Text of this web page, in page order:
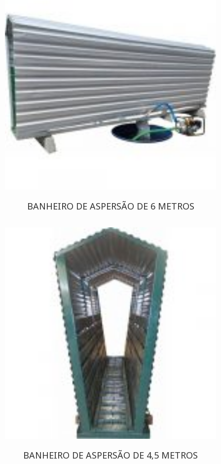
BANHEIRO DE ASPERSÃO DE 6 METROS
BANHEIRO DE ASPERSÃO DE 4,5 METROS